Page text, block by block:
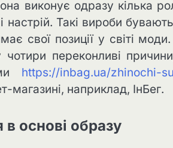
виконує одразу кілька
настрій. Такі вироби
свої позиції у світі
чотири переконливі
https://inbag.ua/zhinochi-
магазині, наприклад, ІнБег.
основі образу